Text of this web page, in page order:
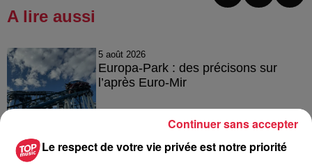
A lire aussi
5 août 2026
Europa-Park : des précisons sur
l’après Euro-Mir
4 août 2026
Le respect de votre vie privée est notre priorité
Continuer sans accepter